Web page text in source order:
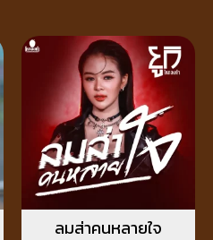
ลมส่าคนหลายใจ